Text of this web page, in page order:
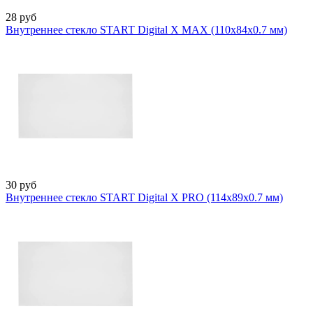
28 руб
Внутреннее стекло START Digital X MAX (110х84х0.7 мм)
30 руб
Внутреннее стекло START Digital X PRO (114х89х0.7 мм)